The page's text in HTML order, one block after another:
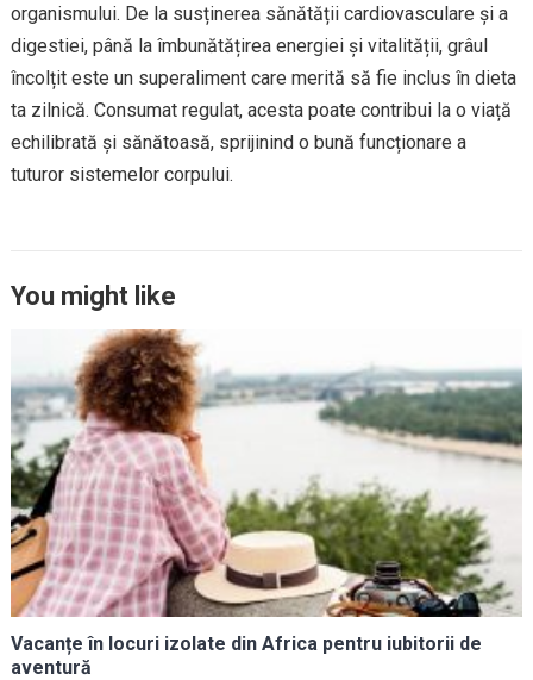
organismului. De la susținerea sănătății cardiovasculare și a
digestiei, până la îmbunătățirea energiei și vitalității, grâul
încolțit este un superaliment care merită să fie inclus în dieta
ta zilnică. Consumat regulat, acesta poate contribui la o viață
echilibrată și sănătoasă, sprijinind o bună funcționare a
tuturor sistemelor corpului.
You might like
Vacanțe în locuri izolate din Africa pentru iubitorii de
aventură